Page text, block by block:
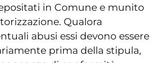
in Comune e munito
Qualora
abusi essi devono essere
prima della stipula,